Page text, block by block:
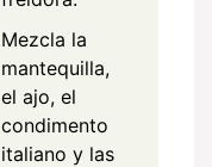
Mezcla la
mantequilla,
el ajo, el
condimento
italiano y las